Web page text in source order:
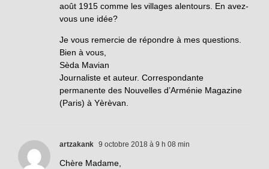
août 1915 comme les villages alentours. En avez-
vous une idée?
Je vous remercie de répondre à mes questions.
Bien à vous,
Sèda Mavian
Journaliste et auteur. Correspondante
permanente des Nouvelles d’Arménie Magazine
(Paris) à Yèrèvan.
artzakank 9 octobre 2018 à 9 h 08 min
Chère Madame,